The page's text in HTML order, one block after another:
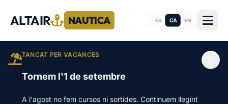
ALTAIR NAUTICA ES CA EN
TANCAT PER VACANCES
Tornem l'1 de setembre
A l'agost no fem cursos ni sortides. Continuem llegint